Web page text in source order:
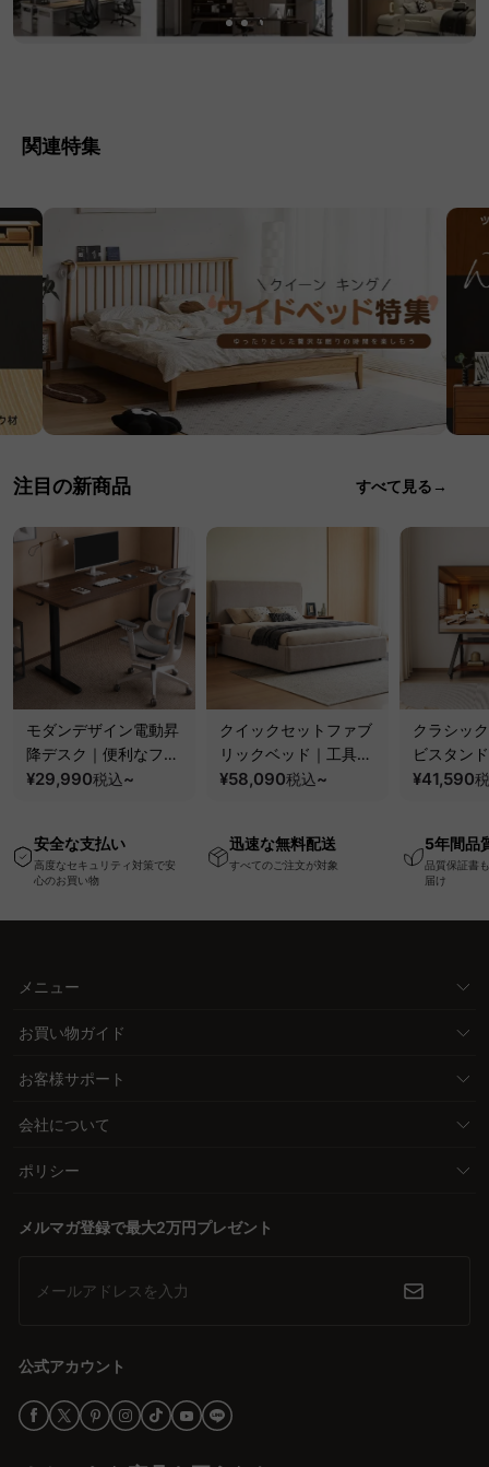
関連特集
注目の新商品 すべて見る→
モダンデザイン電動昇
降デスク｜便利なフッ
ク・コンセント・
ー機能搭載ワークデス
ク
¥29,990税込~
クイックセットファブ
リックベッド｜工具不
要で組み立てられるク
¥58,090税込~
クラシッ
ビスタン
100kgの
¥41,590
安全な支払い
高度なセキュリティ対策で安
心のお買い物
迅速な無料配送
すべてのご注文が対象
5年間品
品質保証書
届け
メニュー
お買い物ガイド
お客様サポート
会社について
ポリシー
メルマガ登録で最大2万円プレゼント
メールアドレスを入力
公式アカウント